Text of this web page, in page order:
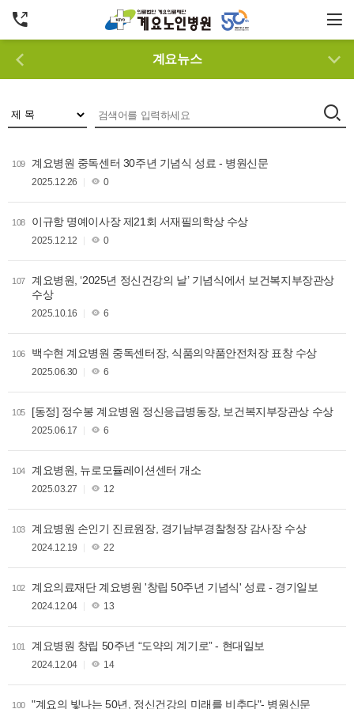
계요뉴스
109 계요병원 중독센터 30주년 기념식 성료 - 병원신문
2025.12.26 0
108 이규항 명예이사장 제21회 서재필의학상 수상
2025.12.12 0
107
계요병원, ‘2025년 정신건강의 날’ 기념식에서 보건복지부장관상
수상
2025.10.16 6
106 백수현 계요병원 중독센터장, 식품의약품안전처장 표창 수상
2025.06.30 6
105 [동정] 정수봉 계요병원 정신응급병동장, 보건복지부장관상 수상
2025.06.17 6
104 계요병원, 뉴로모듈레이션센터 개소
2025.03.27 12
103 계요병원 손인기 진료원장, 경기남부경찰청장 감사장 수상
2024.12.19 22
102 계요의료재단 계요병원 '창립 50주년 기념식' 성료 - 경기일보
2024.12.04 13
101 계요병원 창립 50주년 “도약의 계기로” - 현대일보
2024.12.04 14
100 "계요의 빛나는 50년, 정신건강의 미래를 비추다"- 병원신문